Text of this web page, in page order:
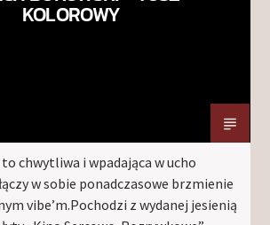
KOLOROWY
to chwytliwa i wpadająca w ucho
w sobie ponadczasowe brzmienie
vibe’m.Pochodzi z wydanej jesienią